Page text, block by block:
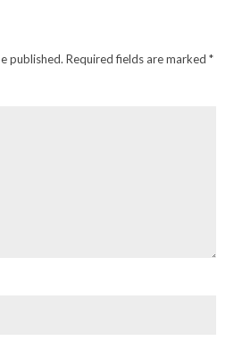
published. Required fields are marked *